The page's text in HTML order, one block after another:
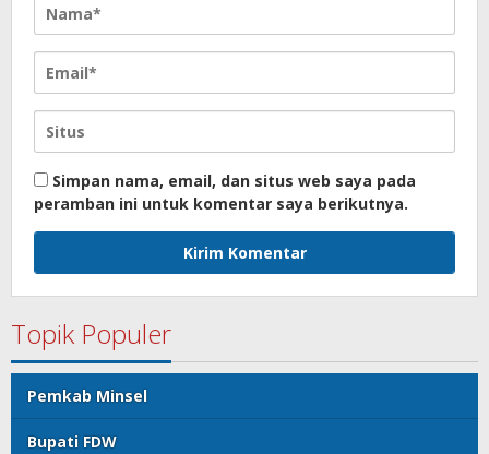
Simpan nama, email, dan situs web saya pada
peramban ini untuk komentar saya berikutnya.
Topik Populer
Pemkab Minsel
Bupati FDW